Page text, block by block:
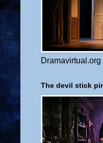
Dramavirtual.org
The devil stick